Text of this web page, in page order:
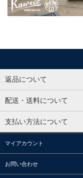
返品について
配送・送料について
支払い方法について
マイアカウント
お問い合わせ